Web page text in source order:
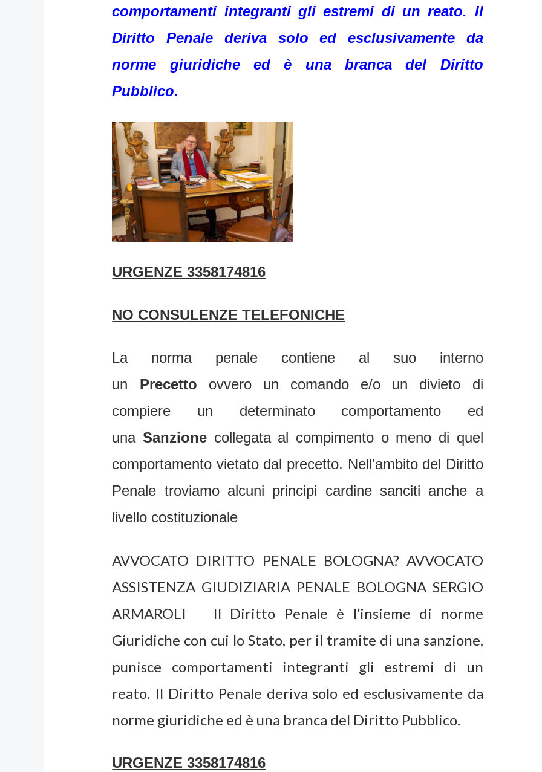
comportamenti integranti gli estremi di un reato. Il
Diritto Penale deriva solo ed esclusivamente da
norme giuridiche ed è una branca del Diritto
Pubblico.
URGENZE 3358174816
NO CONSULENZE TELEFONICHE
La norma penale contiene al suo interno
un Precetto ovvero un comando e/o un divieto di
compiere un determinato comportamento ed
unaSanzione collegata al compimento o meno di quel
comportamento vietato dal precetto. Nell’ambito del Diritto
Penale troviamo alcuni principi cardine sanciti anche a
livello costituzionale
AVVOCATO DIRITTO PENALE BOLOGNA? AVVOCATO
ASSISTENZA GIUDIZIARIA PENALE BOLOGNA SERGIO
ARMAROLI Il Diritto Penale è l’insieme di norme
Giuridiche con cui lo Stato, per il tramite di una sanzione,
punisce comportamenti integranti gli estremi di un
reato. Il Diritto Penale deriva solo ed esclusivamente da
norme giuridiche ed è una branca del Diritto Pubblico.
URGENZE 3358174816